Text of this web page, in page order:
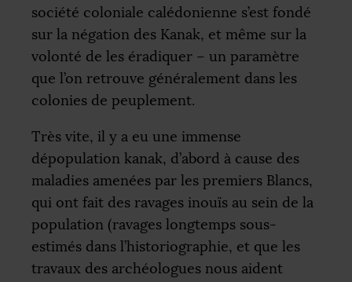
société coloniale calédonienne s’est fondé
sur la négation des Kanak, et même sur la
volonté de les éradiquer – un paramètre
que l’on retrouve généralement dans les
colonies de peuplement.
Très vite, il y a eu une immense
dépopulation kanak, d’abord à cause des
maladies amenées par les premiers Blancs,
qui ont fait des ravages inouïs au sein de la
population (ravages longtemps sous-
estimés dans l’historiographie, et que les
travaux des archéologues nous aident